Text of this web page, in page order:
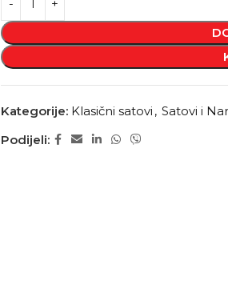
Kategorije: Klasični satovi , Satovi i
Podijeli: